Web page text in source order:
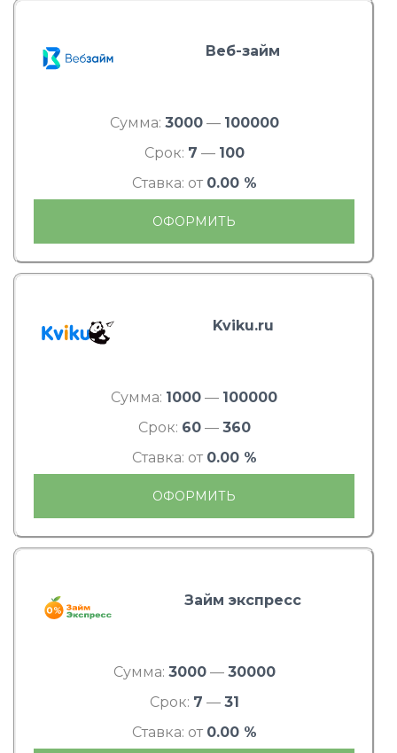
Веб-займ
Сумма: 3000— 100000
Срок: 7 — 100
Ставка: от 0.00 %
ОФОРМИТЬ
Kviku.ru
Сумма: 1000 — 100000
Срок: 60— 360
Ставка: от 0.00 %
ОФОРМИТЬ
Займ экспресс
Сумма: 3000— 30000
Срок: 7 — 31
Ставка: от 0.00 %